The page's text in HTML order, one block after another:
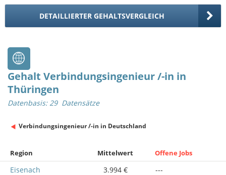
DETAILLIERTER GEHALTSVERGLEICH
Gehalt Verbindungsingenieur /-in in
Thüringen
Datenbasis: 29 Datensätze
Verbindungsingenieur /-in in Deutschland
Region Mittelwert Offene Jobs
Eisenach 3.994 €
---